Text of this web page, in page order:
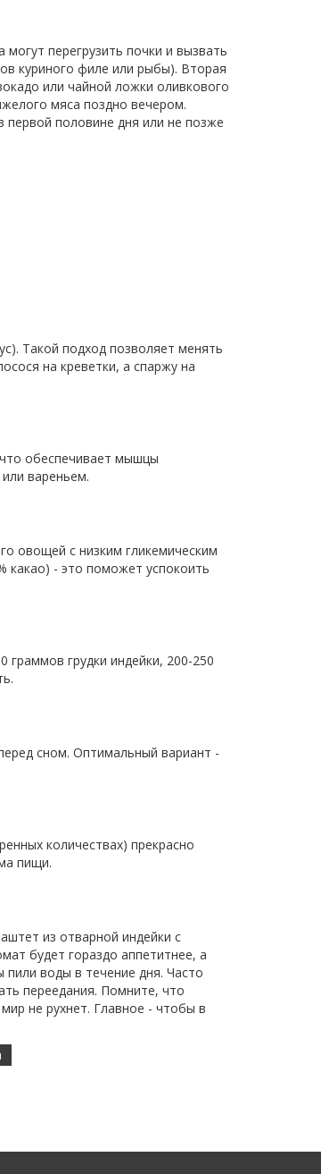
перегрузить почки и вызвать
куриного филе или рыбы). Вторая
или чайной ложки оливкового
мяса поздно вечером.
первой половине дня или не позже
Такой подход позволяет менять
на креветки, а спаржу на
обеспечивает мышцы
вареньем.
овощей с низким гликемическим
какао) - это поможет успокоить
граммов грудки индейки, 200-250
сном. Оптимальный вариант -
количествах) прекрасно
пищи.
из отварной индейки с
будет гораздо аппетитнее, а
пили воды в течение дня. Часто
переедания. Помните, что
не рухнет. Главное - чтобы в